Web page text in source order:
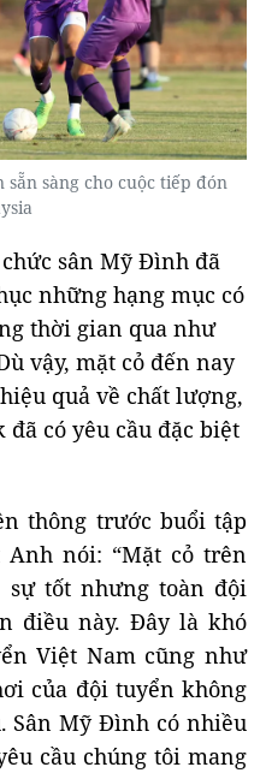
sàng cho cuộc tiếp đón
sân Mỹ Đình đã
những hạng mục có
thời gian qua như
vậy, mặt cỏ đến nay
quả về chất lượng,
có yêu cầu đặc biệt
thông trước buổi tập
Anh nói: “Mặt cỏ trên
tốt nhưng toàn đội
điều này. Đây là khó
Việt Nam cũng như
của đội tuyển không
Sân Mỹ Đình có nhiều
cầu chúng tôi mang